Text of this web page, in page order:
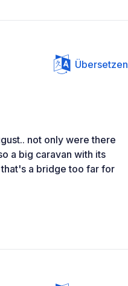
Übersetzen
not only were there
a big caravan with its
a bridge too far for